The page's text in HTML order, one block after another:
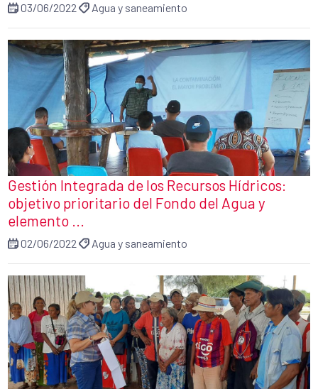
03/06/2022 Agua y saneamiento
Gestión Integrada de los Recursos Hídricos:
objetivo prioritario del Fondo del Agua y
elemento ...
02/06/2022 Agua y saneamiento